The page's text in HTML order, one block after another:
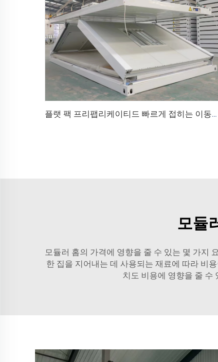
플랫 팩 프리팹리케이티드 빠르게 접히는 이동식 모듈러 20ft 40ft 폴딩 모바일 컨테이너 미니 하우스 홈
모듈
모듈러 홈의 가격에 영향을 줄 수 있는 몇 가지
한 집을 지어내는 데 사용되는 재료에 따라 비
치도 비용에 영향을 줄 수